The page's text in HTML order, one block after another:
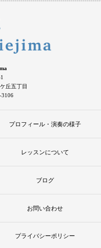
丘五丁目
3106
プロフィール・演奏の様子
レッスンについて
ブログ
お問い合わせ
プライバシーポリシー